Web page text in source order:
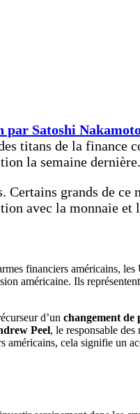
par Satoshi
titans de la finance
la semaine dernière.
grands de
avec la monnaie
financiers américains,
américaine. Ils
d’un changement
Peel, le responsable
cela signifie un